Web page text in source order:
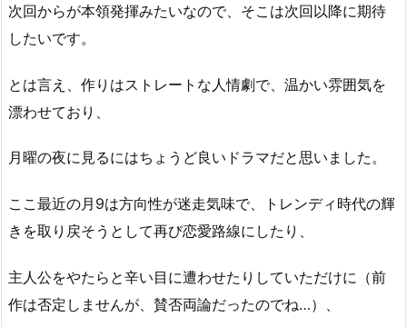
次回からが本領発揮みたいなので、そこは次回以降に期待
したいです。
とは言え、作りはストレートな人情劇で、温かい雰囲気を
漂わせており、
月曜の夜に見るにはちょうど良いドラマだと思いました。
ここ最近の月9は方向性が迷走気味で、トレンディ時代の輝
きを取り戻そうとして再び恋愛路線にしたり、
主人公をやたらと辛い目に遭わせたりしていただけに（前
作は否定しませんが、賛否両論だったのでね…）、